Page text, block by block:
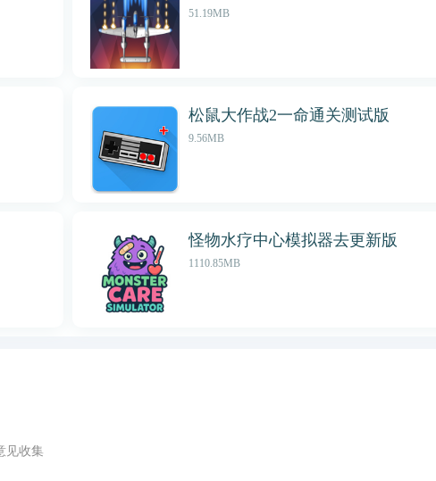
51.19MB
松鼠大作战2一命通关测试版
9.56MB
怪物水疗中心模拟器去更新版
1110.85MB
见收集